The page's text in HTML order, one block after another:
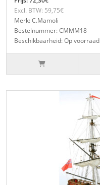
Excl. BTW: 59,75€
Merk: C.Mamoli
Bestelnummer: CMMM18
Beschikbaarheid: Op voorraad